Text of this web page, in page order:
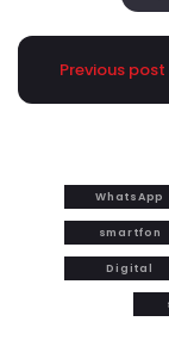
Previous post
WhatsApp
smartfon
Digital